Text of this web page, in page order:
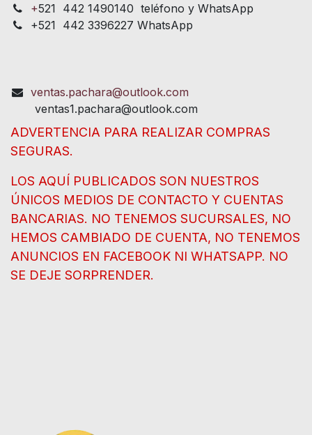
+521 442 1490140 teléfono y WhatsApp
+521 442 3396227 WhatsApp
ventas.pachara@outlook.com
ventas1.pachara@outlook.com
ADVERTENCIA PARA REALIZAR COMPRAS
SEGURAS.
LOS AQUÍ PUBLICADOS SON NUESTROS
ÚNICOS MEDIOS DE CONTACTO Y CUENTAS
BANCARIAS. NO TENEMOS SUCURSALES, NO
HEMOS CAMBIADO DE CUENTA, NO TENEMOS
ANUNCIOS EN FACEBOOK NI WHATSAPP. NO
SE DEJE SORPRENDER.